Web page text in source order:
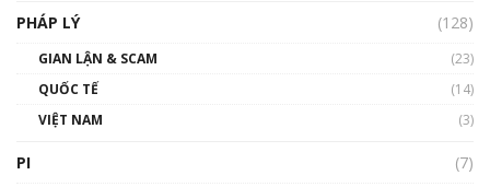
gió ấm
PHÁP LÝ
(128)
GIAN LẬN & SCAM
(23)
QUỐC TẾ
(14)
VIỆT NAM
(3)
PI (7)